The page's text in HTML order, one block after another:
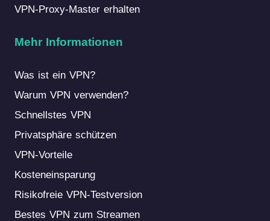
VPN-Proxy-Master erhalten
Mehr Informationen
Was ist ein VPN?
Warum VPN verwenden?
Schnellstes VPN
Privatsphäre schützen
VPN-Vorteile
Kosteneinsparung
Risikofreie VPN-Testversion
Bestes VPN zum Streamen